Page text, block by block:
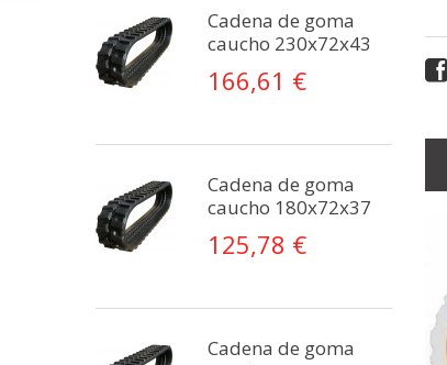
Cadena de goma
caucho 230x72x43
166,61 €
Cadena de goma
caucho 180x72x37
125,78 €
Cadena de goma